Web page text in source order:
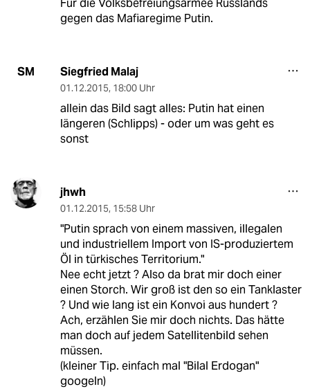
Für die Volksbefreiungsarmee Russlands
gegen das Mafiaregime Putin.
SM Siegfried Malaj
01.12.2015, 18:00 Uhr
allein das Bild sagt alles: Putin hat einen
längeren (Schlipps) - oder um was geht es
sonst
jhwh
01.12.2015, 15:58 Uhr
"Putin sprach von einem massiven, illegalen
und industriellem Import von IS-produziertem
Öl in türkisches Territorium."
Nee echt jetzt ? Also da brat mir doch einer
einen Storch. Wir groß ist den so ein Tanklaster
? Und wie lang ist ein Konvoi aus hundert ?
Ach, erzählen Sie mir doch nichts. Das hätte
man doch auf jedem Satellitenbild sehen
müssen.
(kleiner Tip. einfach mal "Bilal Erdogan"
googeln)